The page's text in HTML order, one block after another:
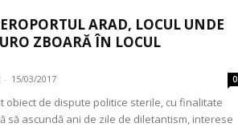
ARAD, LOCUL UNDE
ZBOARĂ ÎN LOCUL
- 15/03/2017 0
obiect de dispute politice sterile, cu finalitate
să ascundă ani de zile de diletantism, interese